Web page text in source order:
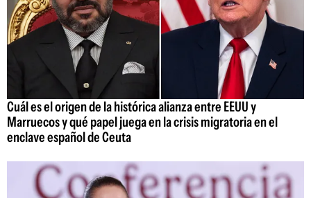
Cuál es el origen de la histórica alianza entre EEUU y
Marruecos y qué papel juega en la crisis migratoria en el
enclave español de Ceuta